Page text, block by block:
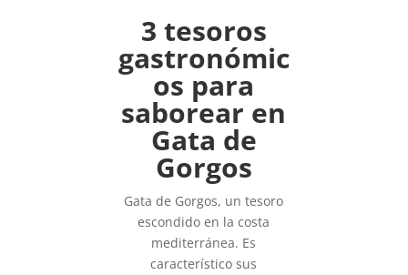
3 tesoros
gastronómic
os para
saborear en
Gata de
Gorgos
Gata de Gorgos, un tesoro
escondido en la costa
mediterránea. Es
característico sus